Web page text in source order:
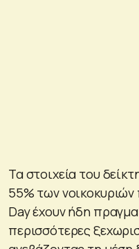
Τα στοιχεία του
55% των
Day έχουν ήδη
περισσότερες